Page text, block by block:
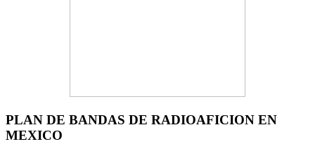
PLAN DE BANDAS DE RADIOAFICION EN
MEXICO